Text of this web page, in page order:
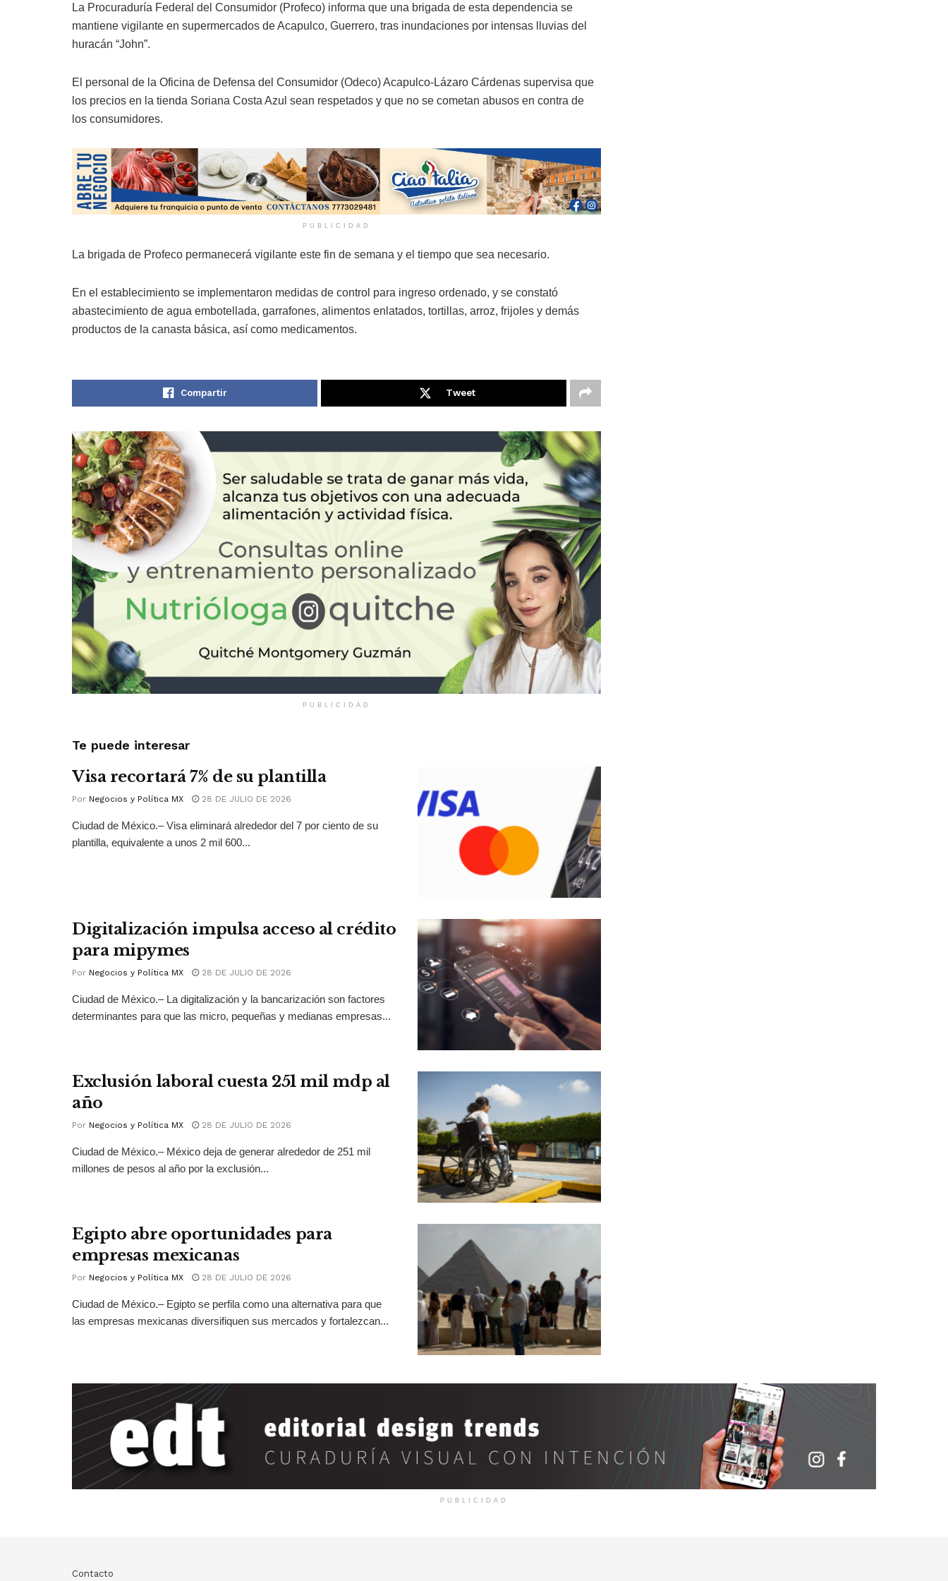
La Procuraduría Federal del Consumidor (Profeco) informa que una brigada de esta dependencia se
mantiene vigilante en supermercados de Acapulco, Guerrero, tras inundaciones por intensas lluvias del
huracán “John”.
El personal de la Oficina de Defensa del Consumidor (Odeco) Acapulco-Lázaro Cárdenas supervisa que
los precios en la tienda Soriana Costa Azul sean respetados y que no se cometan abusos en contra de
los consumidores.
PUBLICIDAD
La brigada de Profeco permanecerá vigilante este fin de semana y el tiempo que sea necesario.
En el establecimiento se implementaron medidas de control para ingreso ordenado, y se constató
abastecimiento de agua embotellada, garrafones, alimentos enlatados, tortillas, arroz, frijoles y demás
productos de la canasta básica, así como medicamentos.
Compartir Tweet
PUBLICIDAD
Te puede interesar
Visa recortará 7% de su plantilla
Por Negocios y Política MX 28 DE JULIO DE 2026
Ciudad de México.– Visa eliminará alrededor del 7 por ciento de su
plantilla, equivalente a unos 2 mil 600...
Digitalización impulsa acceso al crédito
para mipymes
Por Negocios y Política MX 28 DE JULIO DE 2026
Ciudad de México.– La digitalización y la bancarización son factores
determinantes para que las micro, pequeñas y medianas empresas...
Exclusión laboral cuesta 251 mil mdp al
año
Por Negocios y Política MX 28 DE JULIO DE 2026
Ciudad de México.– México deja de generar alrededor de 251 mil
millones de pesos al año por la exclusión...
Egipto abre oportunidades para
empresas mexicanas
Por Negocios y Política MX 28 DE JULIO DE 2026
Ciudad de México.– Egipto se perfila como una alternativa para que
las empresas mexicanas diversifiquen sus mercados y fortalezcan...
PUBLICIDAD
Contacto